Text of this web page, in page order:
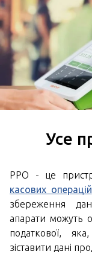
Усе
РРО - це
касових операцій
збереження
апарати можуть
податкової,
зіставити дані